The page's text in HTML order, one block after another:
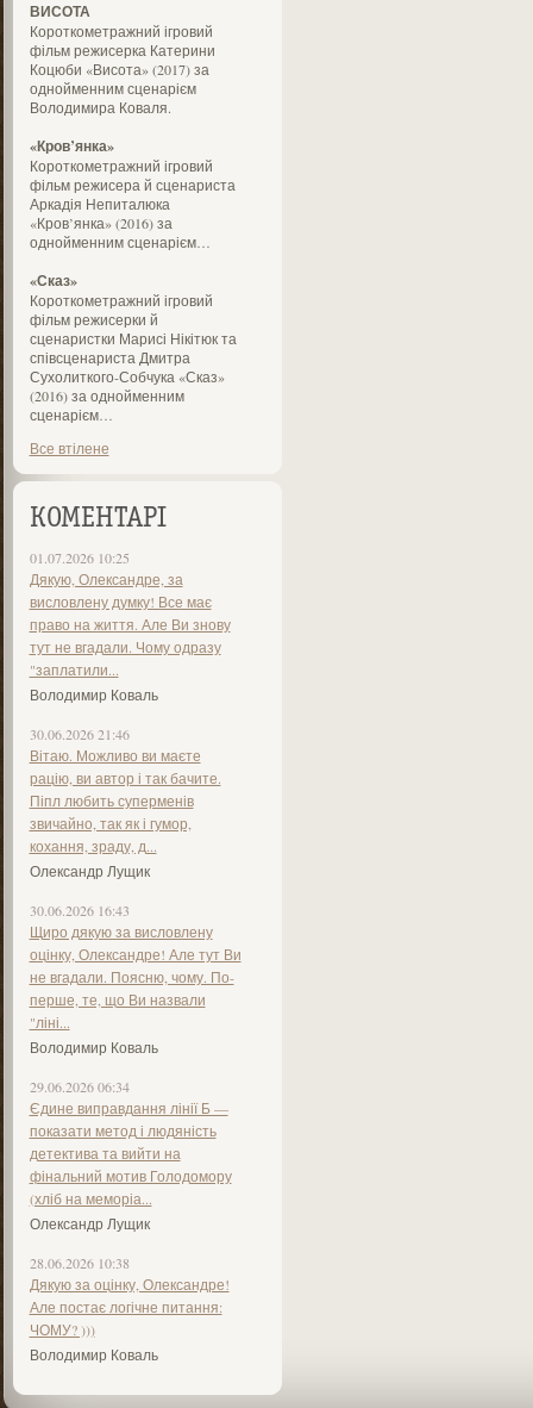
ВИСОТА
Короткометражний ігровий
фільм режисерка Катерини
Коцюби «Висота» (2017) за
однойменним сценарієм
Володимира Коваля.
«Кров’янка»
Короткометражний ігровий
фільм режисера й сценариста
Аркадія Непиталюка
«Кров’янка» (2016) за
однойменним сценарієм…
«Сказ»
Короткометражний ігровий
фільм режисерки й
сценаристки Марисі Нікітюк та
співсценариста Дмитра
Сухолиткого-Собчука «Сказ»
(2016) за однойменним
сценарієм…
Все втілене
КОМЕНТАРІ
01.07.2026 10:25
Дякую, Олександре, за
висловлену думку! Все має
право на життя. Але Ви знову
тут не вгадали. Чому одразу
"заплатили...
Володимир Коваль
30.06.2026 21:46
Вітаю. Можливо ви маєте
рацію, ви автор і так бачите.
Піпл любить суперменів
звичайно, так як і гумор,
кохання, зраду, д...
Олександр Лущик
30.06.2026 16:43
Щиро дякую за висловлену
оцінку, Олександре! Але тут Ви
не вгадали. Поясню, чому. По-
перше, те, що Ви назвали
"ліні...
Володимир Коваль
29.06.2026 06:34
Єдине виправдання лінії Б —
показати метод і людяність
детектива та вийти на
фінальний мотив Голодомору
(хліб на меморіа...
Олександр Лущик
28.06.2026 10:38
Дякую за оцінку, Олександре!
Але постає логічне питання:
ЧОМУ? )))
Володимир Коваль